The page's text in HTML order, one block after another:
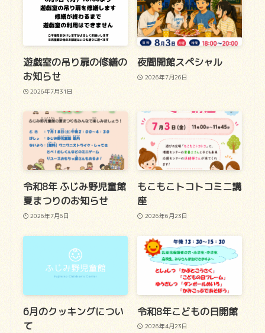
遊戯室の吊り扉の修繕の
お知らせ
2026年7月31日
夜間開館スペシャル
2026年7月26日
令和8年 ふじみ野児童館
夏まつりのお知らせ
2026年7月6日
もこもこトコトコミニ講
座
2026年6月23日
6月のクッキングについ
て
令和8年こどもの日開館
2026年4月23日